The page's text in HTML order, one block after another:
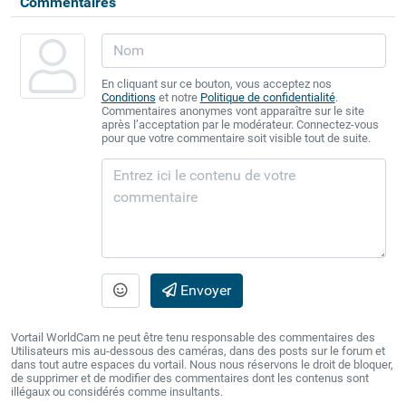
En cliquant sur ce bouton, vous acceptez nos
Conditions et notre Politique de confidentialité.
Commentaires anonymes vont apparaître sur le site
après l’acceptation par le modérateur. Connectez-vous
pour que votre commentaire soit visible tout de suite.
Envoyer
Vortail WorldCam ne peut être tenu responsable des commentaires des
Utilisateurs mis au-dessous des caméras, dans des posts sur le forum et
dans tout autre espaces du vortail. Nous nous réservons le droit de bloquer,
de supprimer et de modifier des commentaires dont les contenus sont
illégaux ou considérés comme insultants.